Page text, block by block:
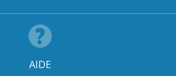
AIDE